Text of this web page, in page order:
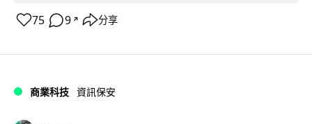
75 9 ↗ 分享
商業科技 資訊保安